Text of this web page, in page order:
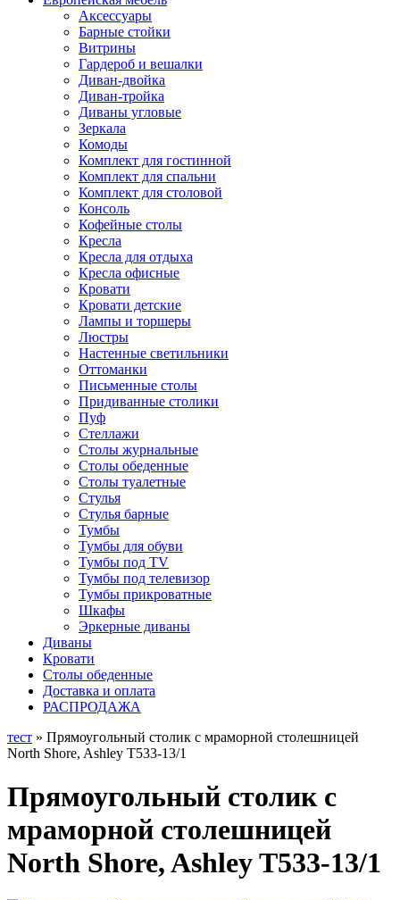
Аксессуары
Барные стойки
Витрины
Гардероб и вешалки
Диван-двойка
Диван-тройка
Диваны угловые
Зеркала
Комоды
Комплект для гостинной
Комплект для спальни
Комплект для столовой
Консоль
Кофейные столы
Кресла
Кресла для отдыха
Кресла офисные
Кровати
Кровати детские
Лампы и торшеры
Люстры
Настенные светильники
Оттоманки
Письменные столы
Придиванные столики
Пуф
Стеллажи
Столы журнальные
Столы обеденные
Столы туалетные
Стулья
Стулья барные
Тумбы
Тумбы для обуви
Тумбы под TV
Тумбы под телевизор
Тумбы прикроватные
Шкафы
Эркерные диваны
Диваны
Кровати
Столы обеденные
Доставка и оплата
РАСПРОДАЖА
тест » Прямоугольный столик с мраморной столешницей
North Shore, Ashley T533-13/1
Прямоугольный столик с
мраморной столешницей
North Shore, Ashley T533-13/1